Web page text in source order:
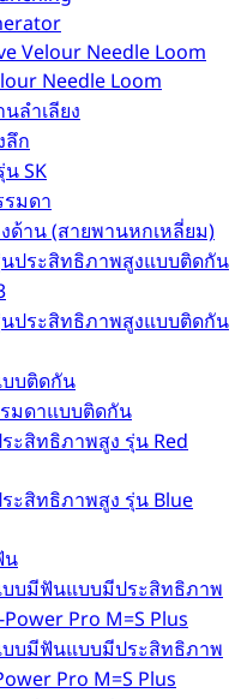
Velour Needle Loom
Needle Loom
ลำเลียง
ลึก
SK
รมดา
ด้าน (สายพานหกเหลี่ยม)
ประสิทธิภาพสูงแบบติดกัน
ประสิทธิภาพสูงแบบติดกัน
บติดกัน
มดาแบบติดกัน
ะสิทธิภาพสูง รุ่น Red
ะสิทธิภาพสูง รุ่น Blue
น
บมีฟันแบบมีประสิทธิภาพ
Pro M=S Plus
บมีฟันแบบมีประสิทธิภาพ
Pro M=S Plus